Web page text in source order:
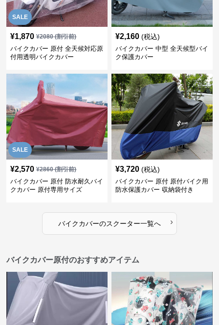
SALE
¥1,870 ¥2080(割引前)
バイクカバー 原付 全天候対応原
付用透明バイクカバー
¥2,160 (税込)
バイクカバー 中型 全天候型バイ
ク保護カバー
SALE
¥2,570 ¥2860(割引前)
バイクカバー 原付 防水耐久バイ
クカバー 原付専用サイズ
¥3,720 (税込)
バイクカバー 原付 原付バイク用
防水保護カバー 収納袋付き
バイクカバーのスクーター一覧へ ›
バイクカバー原付のおすすめアイテム